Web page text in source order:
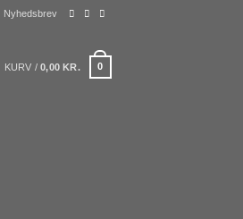
Nyhedsbrev
KURV /0,00KR. 0